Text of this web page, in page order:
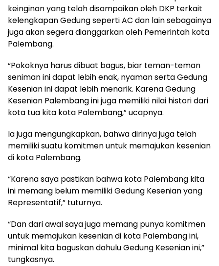
keinginan yang telah disampaikan oleh DKP terkait
kelengkapan Gedung seperti AC dan lain sebagainya
juga akan segera dianggarkan oleh Pemerintah kota
Palembang.
“Pokoknya harus dibuat bagus, biar teman-teman
seniman ini dapat lebih enak, nyaman serta Gedung
Kesenian ini dapat lebih menarik. Karena Gedung
Kesenian Palembang ini juga memiliki nilai histori dari
kota tua kita kota Palembang,” ucapnya.
Ia juga mengungkapkan, bahwa dirinya juga telah
memiliki suatu komitmen untuk memajukan kesenian
di kota Palembang.
“Karena saya pastikan bahwa kota Palembang kita
ini memang belum memiliki Gedung Kesenian yang
Representatif,” tuturnya.
“Dan dari awal saya juga memang punya komitmen
untuk memajukan kesenian di kota Palembang ini,
minimal kita baguskan dahulu Gedung Kesenian ini,”
tungkasnya.